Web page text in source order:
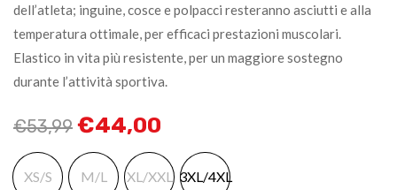
dell’atleta; inguine, cosce e polpacci resteranno asciutti e alla
temperatura ottimale, per efficaci prestazioni muscolari.
Elastico in vita più resistente, per un maggiore sostegno
durante l’attività sportiva.
€53,99 €44,00
XS/S M/L XL/XXL 3XL/4XL